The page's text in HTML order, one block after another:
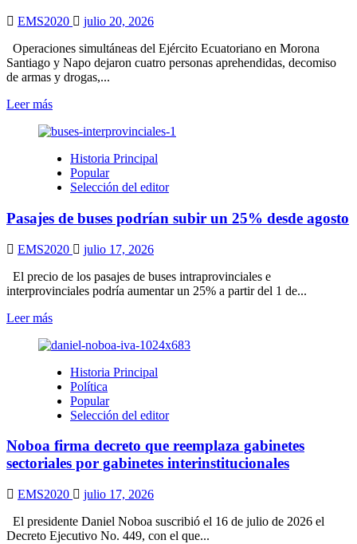
aunque
aún
no
hay
fecha
para
las
EMS2020
julio 20, 2026
Operaciones simultáneas del Ejército Ecuatoriano en Morona
Santiago y Napo dejaron cuatro personas aprehendidas, decomiso
de armas y drogas,...
Leer másLeer
sobre
golpea
la
ilegal
el
de
madera
Morona
y
Historia Principal
Popular
Selección del editor
Pasajes de buses podrían subir un 25% desde agosto
EMS2020
julio 17, 2026
El precio de los pasajes de buses intraprovinciales e
interprovinciales podría aumentar un 25% a partir del 1 de...
Leer másLeer
sobre
de
buses
podrían
subir
25%
desde
agosto
Historia Principal
Política
Popular
Selección del editor
Noboa firma decreto que reemplaza gabinetes
sectoriales por gabinetes interinstitucionales
EMS2020
julio 17, 2026
El presidente Daniel Noboa suscribió el 16 de julio de 2026 el
Decreto Ejecutivo No. 449, con el que...